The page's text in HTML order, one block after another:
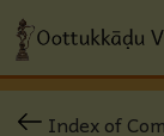
Index of